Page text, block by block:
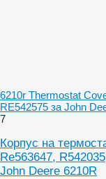
6210r Thermostat
RE542575 за John
7
Корпус на
Re563647,
John Deere 6210R